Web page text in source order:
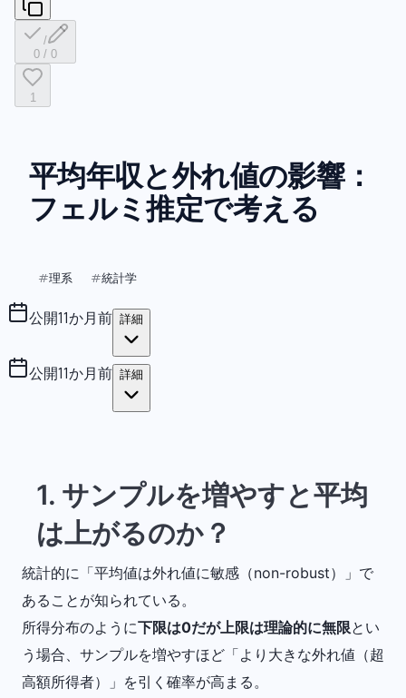
/
0 / 0
1
平均年収と外れ値の影響：
フェルミ推定で考える
#理系 #統計学
公開11か月前 詳細
公開11か月前 詳細
1. サンプルを増やすと平均
は上がるのか？
統計的に「平均値は外れ値に敏感（non-robust）」で
あることが知られている。
所得分布のように下限は0だが上限は理論的に無限とい
う場合、サンプルを増やすほど「より大きな外れ値（超
高額所得者）」を引く確率が高まる。